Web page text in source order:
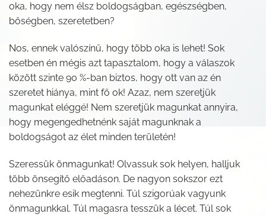
oka, hogy nem élsz boldogságban, egészségben,
bőségben, szeretetben?
Nos, ennek valószínű, hogy több oka is lehet! Sok
esetben én mégis azt tapasztalom, hogy a válaszok
között szinte 90 %-ban biztos, hogy ott van az én
szeretet hiánya, mint fő ok! Azaz, nem szeretjük
magunkat eléggé! Nem szeretjük magunkat annyira,
hogy megengedhetnénk saját magunknak a
boldogságot az élet minden területén!
Szeressük önmagunkat! Olvassuk sok helyen, halljuk
több önsegítő előadáson. De nagyon sokszor ezt
nehezünkre esik megtenni. Túl szigorúak vagyunk
önmagunkkal. Túl magasra tesszük a lécet. Túl sok